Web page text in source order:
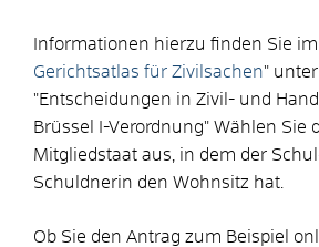
Informationen hierzu finden Sie
Gerichtsatlas für Zivilsachen"
"Entscheidungen in Zivil- und
Brüssel I-Verordnung" Wählen Sie
Mitgliedstaat aus, in dem der
Schuldnerin den Wohnsitz hat.
Ob Sie den Antrag zum Beispiel